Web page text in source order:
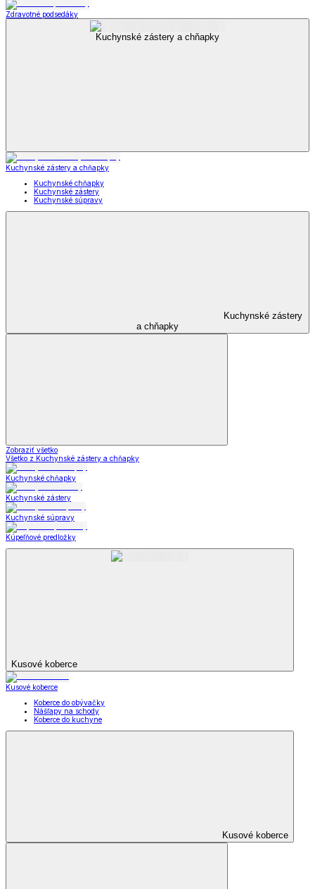
Zdravotné podsedáky
Kuchynské zástery a chňapky
Kuchynské zástery a chňapky
Kuchynské chňapky
Kuchynské zástery
Kuchynské súpravy
Kuchynské zástery
a chňapky
Zobraziť všetko
Všetko z Kuchynské zástery a chňapky
Kuchynské chňapky
Kuchynské zástery
Kuchynské súpravy
Kúpeľňové predložky
Kusové koberce
Kusové koberce
Koberce do obývačky
Nášľapy na schody
Koberce do kuchyne
Kusové koberce